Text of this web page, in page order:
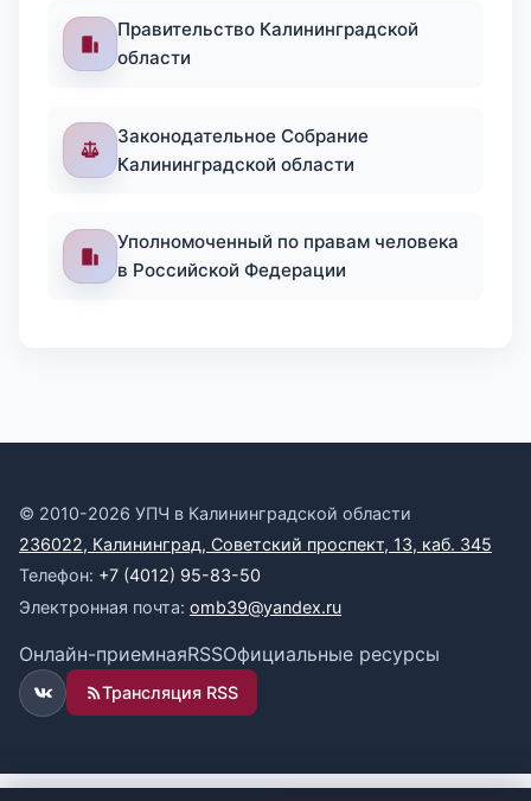
Правительство Калининградской
области
Законодательное Собрание
Калининградской области
Уполномоченный по правам человека
в Российской Федерации
© 2010-2026 УПЧ в Калининградской области
236022, Калининград, Советский проспект, 13, каб. 345
Телефон: +7 (4012) 95-83-50
Электронная почта: omb39@yandex.ru
Онлайн-приемнаяRSSОфициальные ресурсы
ВКонтакте
Трансляция RSS